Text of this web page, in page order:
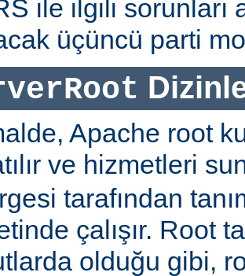
ile ilgili sorunları
üçüncü parti
Apache root
ve hizmetleri
tarafından
çalışır. Root
olduğu gibi,